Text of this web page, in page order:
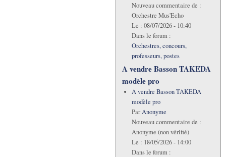
Nouveau commentaire de :
Orchestre Mus'Echo
Le : 08/07/2026 - 10:40
Dans le forum :
Orchestres, concours,
professeurs, postes
A vendre Basson TAKEDA
modèle pro
A vendre Basson TAKEDA
modèle pro
ParAnonyme
Nouveau commentaire de :
Anonyme (non vérifié)
Le : 18/05/2026 - 14:00
Dans le forum :